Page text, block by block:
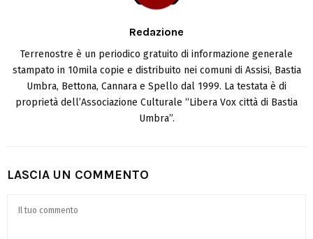
Redazione
Terrenostre è un periodico gratuito di informazione generale
stampato in 10mila copie e distribuito nei comuni di Assisi, Bastia
Umbra, Bettona, Cannara e Spello dal 1999. La testata è di
proprietà dell’Associazione Culturale “Libera Vox città di Bastia
Umbra”.
LASCIA UN COMMENTO